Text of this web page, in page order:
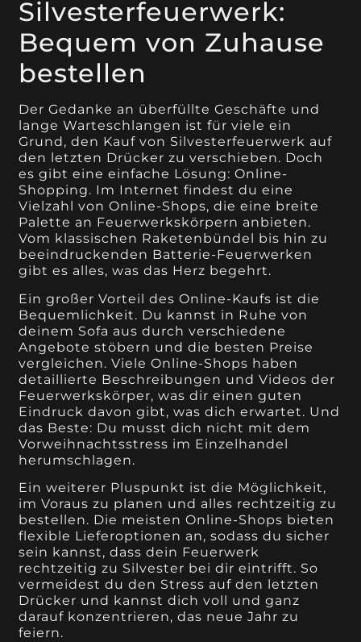
Silvesterfeuerwerk:
Bequem von Zuhause
bestellen
Der Gedanke an überfüllte Geschäfte und
lange Warteschlangen ist für viele ein
Grund, den Kauf von Silvesterfeuerwerk auf
den letzten Drücker zu verschieben. Doch
es gibt eine einfache Lösung: Online-
Shopping. Im Internet findest du eine
Vielzahl von Online-Shops, die eine breite
Palette an Feuerwerkskörpern anbieten.
Vom klassischen Raketenbündel bis hin zu
beeindruckenden Batterie-Feuerwerken
gibt es alles, was das Herz begehrt.
Ein großer Vorteil des Online-Kaufs ist die
Bequemlichkeit. Du kannst in Ruhe von
deinem Sofa aus durch verschiedene
Angebote stöbern und die besten Preise
vergleichen. Viele Online-Shops haben
detaillierte Beschreibungen und Videos der
Feuerwerkskörper, was dir einen guten
Eindruck davon gibt, was dich erwartet. Und
das Beste: Du musst dich nicht mit dem
Vorweihnachtsstress im Einzelhandel
herumschlagen.
Ein weiterer Pluspunkt ist die Möglichkeit,
im Voraus zu planen und alles rechtzeitig zu
bestellen. Die meisten Online-Shops bieten
flexible Lieferoptionen an, sodass du sicher
sein kannst, dass dein Feuerwerk
rechtzeitig zu Silvester bei dir eintrifft. So
vermeidest du den Stress auf den letzten
Drücker und kannst dich voll und ganz
darauf konzentrieren, das neue Jahr zu
feiern.